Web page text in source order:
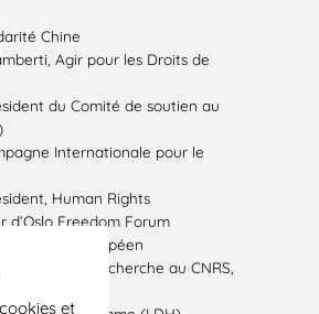
et
Chine
Agir pour les Droits de
du Comité de soutien au
Internationale pour le
Human Rights
d’Oslo Freedom Forum
député européen
de Recherche au CNRS,